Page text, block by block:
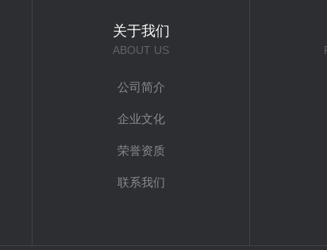
关于我们
ABOUT US
公司简介
企业文化
荣誉资质
联系我们